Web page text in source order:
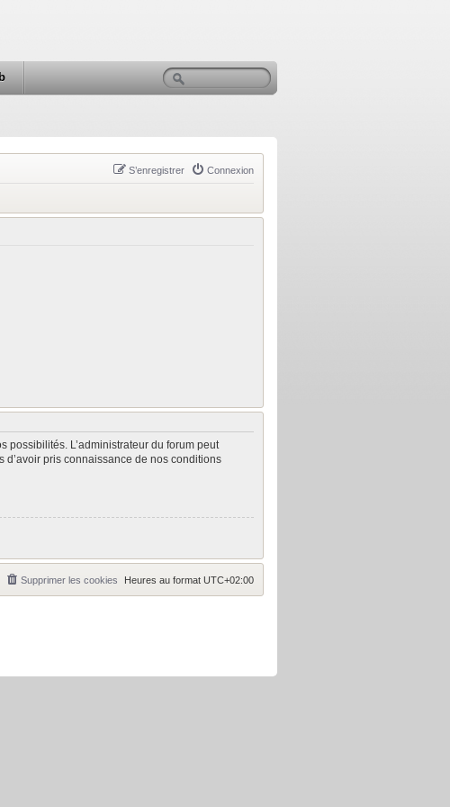
Connexion
S’enregistrer
possibilités. L’administrateur du forum peut
pris connaissance de nos conditions
Heures au format UTC+02:00
Supprimer les cookies